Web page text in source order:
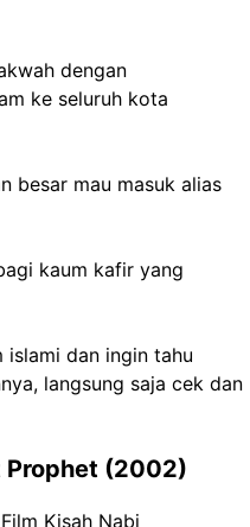
dengan
ke seluruh kota
besar mau masuk alias
kaum kafir yang
dan ingin tahu
langsung saja cek dan
Prophet (2002)